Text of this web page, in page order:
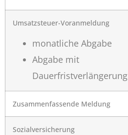
Umsatzsteuer-Voranmeldung
monatliche Abgabe
Abgabe mit
Dauerfristverlängerung
Zusammenfassende Meldung
Sozialversicherung